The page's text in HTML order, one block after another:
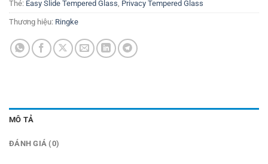
Thẻ: Easy Slide Tempered Glass Privacy Tempered Glass
Thương hiệu: Ringke
MÔ TẢ
ĐÁNH GIÁ (0)